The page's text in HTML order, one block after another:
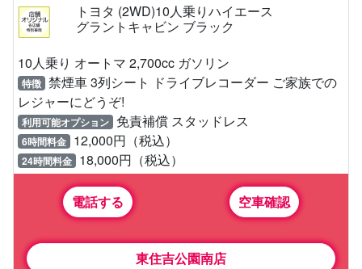
トヨタ (2WD)10人乗りハイエース
グラントキャビン ブラック
10人乗り オートマ 2,700cc ガソリン
特徴 禁煙車 3列シート ドライブレコーダー ご家族での
レジャーにどうぞ!
利用可能オプション 免責補償 スタッドレス
6時間料金 12,000円（税込）
24時間料金 18,000円（税込）
電話する 空車確認
東住吉公園南店